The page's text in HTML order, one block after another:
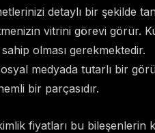
detaylı bir şekilde
vitrini görevi görür.
olması gerekmektedir.
medyada tutarlı bir
bir parçasıdır.
fiyatları bu bileşenlerin